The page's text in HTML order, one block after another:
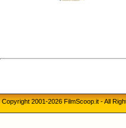
Copyright 2001-2026 FilmScoop.it - All